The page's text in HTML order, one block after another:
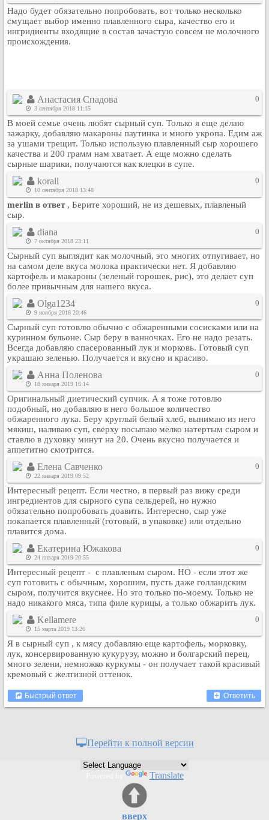
Объявления
Рейтинг сайтов
Полная версия сайта
Надо будет обязательно попробовать, вот только несколько
смущает выбор именно плавленного сыра, качество его и
ингридиенты входящие в состав зачастую совсем не молочного
происхождения.
Анастасия Спадова
3 сентября 2018 11:15
0
В моей семье очень любят сырный суп. Только я еще делаю
зажарку, добавляю макароны паутинка и много укропа. Едим аж
за ушами трещит. Только использую плавленный сыр хорошего
качества и 200 грамм нам хватает. А еще можно сделать
сырные шарики, получаются как клецки в супе.
korall
10 сентября 2018 13:48
0
merlin в ответ , Берите хороший, не из дешевых, плавленый
сыр.
diana
7 октября 2018 23:11
0
Сырный суп выглядит как молочный, это многих отпугивает, но
на самом деле вкуса молока практически нет. Я добавляю
картофель и макароны (зеленый горошек, рис), это делает суп
более привычным для нашего вкуса.
Olga1234
9 ноября 2018 20:46
0
Сырный суп готовлю обычно с обжаренными сосисками или на
куринном бульоне. Сыр беру в ванночках. Его не надо резать.
Всегда добавляю спасерованный лук и морковь. Готовый суп
украшаю зеленью. Получается и вкусно и красиво.
Анна Поленова
18 января 2019 16:14
0
Оригинальный диетический супчик. А я тоже готовлю
подобный, но добавляю в него большое количество
обжаренного лука. Беру круглый белый хлеб, вынимаю из него
мякиш, наливаю суп, сверху посыпаю мелко натертым сыром и
ставлю в духовку минут на 20. Очень вкусно получается и
аппетитно смотрится.
Елена Савченко
22 января 2019 09:52
0
Интересный рецепт. Если честно, в первый раз вижу среди
ингредиентов для сырного супа сельдерей, но нужно
обязательно попробовать доавить. Интересно, сыр уже
покапается плавленный (готовый, в упаковке) или отдельно
плавится дома.
Екатерина Южакова
24 января 2019 20:55
0
Интересный рецепт - с плавленым сыром. НО - если этот же
суп готовить с обычным, хорошим, пусть даже голландским
сыром, получится вкуснее. Но это только по-моему. Только не
надо никакого мяса, типа филе курицы, а только обжарить лук.
Kellamere
15 марта 2019 13:26
0
Я в сырный суп , к мясу добавляю еще картофель, морковку,
лук, консервированную кукурузу, можно и болгарский перец,
много зелени, немножко куркумы - он получает такой красивый
кремовый с желтизной оттенок.
Быстрый ответ Ответить
Перейти к полной версии
Translate
вверх